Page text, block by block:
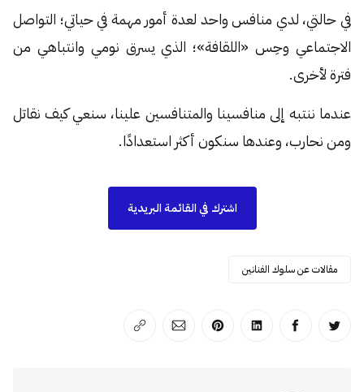
في حالتي، لدي منافس واحد لعدة أمور مهمة في حياتي؛ التواصل
الاجتماعي وحِس «اللقافة»؛ الذي يسرق نومي وانتباهي من
فترة لأخرى.
عندما ننتبه إلى منافسينا والمتنافسين علينا، سنعي كيف نقاتل
ومن نحارب، وعندها سنكون أكثر استعدادًا.
اشترك في القائمة البريدية
مقالات عن سلوك الفنانين
انشر على تويترانشر على الفيسبوك
انشر على لينكد إن
انشر على بينترست
انشر على الإيميل
انسخ الرابط